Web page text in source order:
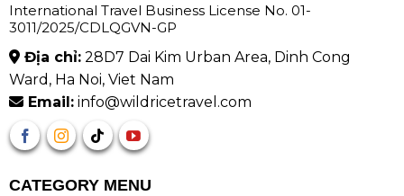
International Travel Business License No. 01-
3011/2025/CDLQGVN-GP
Địa chỉ:28D7 Dai Kim Urban Area, Dinh Cong
Ward, Ha Noi, Viet Nam
Email: info@wildricetravel.com
CATEGORY MENU